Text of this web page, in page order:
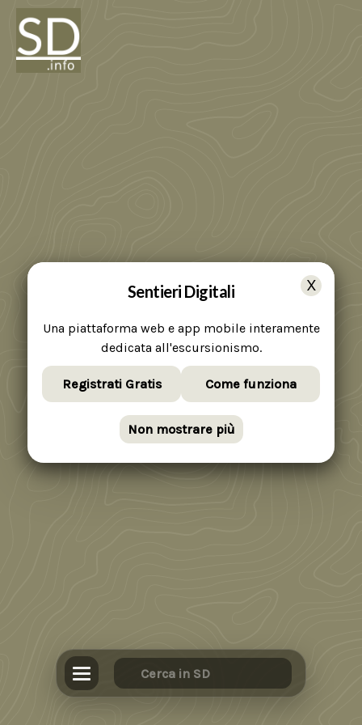
Sentieri Digitali
Una piattaforma web e app mobile interamente
dedicata all'escursionismo.
Registrati Gratis Come funziona
Non mostrare più